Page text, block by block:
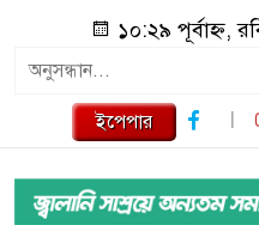
১০:২৯ পূর্বাহ্ন,
ইপেপার